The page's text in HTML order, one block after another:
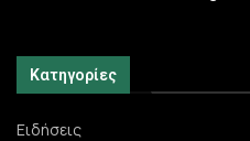
Κατηγορίες
Ειδήσεις